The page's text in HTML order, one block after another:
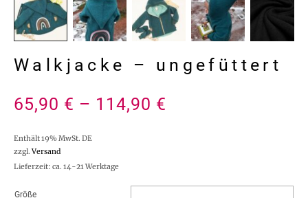
Walkjacke – ungefüttert
65,90 € – 114,90 €
Enthält 19% MwSt. DE
zzgl.Versand
Lieferzeit: ca. 14-21 Werktage
Größe